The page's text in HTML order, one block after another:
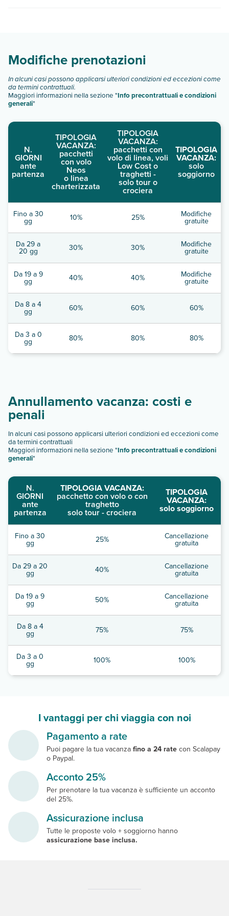
Modifiche prenotazioni
In alcuni casi possono applicarsi ulteriori condizioni ed eccezioni come
da termini contrattuali.
Maggiori informazioni nella sezione "Info precontrattuali e condizioni
generali"
N.
GIORNI
ante
partenza
TIPOLOGIA
VACANZA:
pacchetti
con volo
Neos
o linea
charterizzata
TIPOLOGIA
VACANZA:
pacchetti con
volo di linea, voli
Low Cost o
traghetti -
solo tour o
crociera
TIPOLOGIA
VACANZA:
solo
soggiorno
Fino a 30
gg 10% 25% Modifiche
gratuite
Da 29 a
20 gg 30% 30% Modifiche
gratuite
Da 19 a 9
gg 40% 40% Modifiche
gratuite
Da 8 a 4
gg 60% 60% 60%
Da 3 a 0
gg 80% 80% 80%
Annullamento vacanza: costi e
penali
In alcuni casi possono applicarsi ulteriori condizioni ed eccezioni come
da termini contrattuali
Maggiori informazioni nella sezione "Info precontrattuali e condizioni
generali"
N.
GIORNI
ante
partenza
TIPOLOGIA VACANZA:
pacchetto con volo o con
traghetto
solo tour - crociera
TIPOLOGIA
VACANZA:
solo soggiorno
Fino a 30
gg 25% Cancellazione
gratuita
Da 29 a 20
gg 40% Cancellazione
gratuita
Da 19 a 9
gg 50% Cancellazione
gratuita
Da 8 a 4
gg 75% 75%
Da 3 a 0
gg 100% 100%
I vantaggi per chi viaggia con noi
Pagamento a rate
Puoi pagare la tua vacanzafino a 24 ratecon Scalapay
o Paypal.
Acconto 25%
Per prenotare la tua vacanza è sufficiente un acconto
del 25%.
Assicurazione inclusa
Tutte le proposte volo + soggiorno hanno
assicurazione base inclusa.